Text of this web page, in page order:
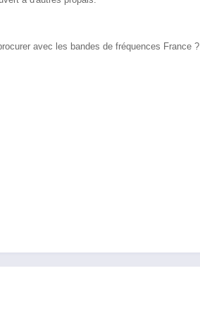
avec les bandes de fréquences France ?